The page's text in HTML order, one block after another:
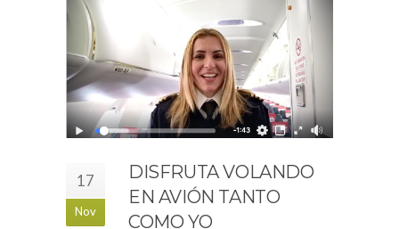
17
Nov
DISFRUTA VOLANDO
EN AVIÓN TANTO
COMO YO